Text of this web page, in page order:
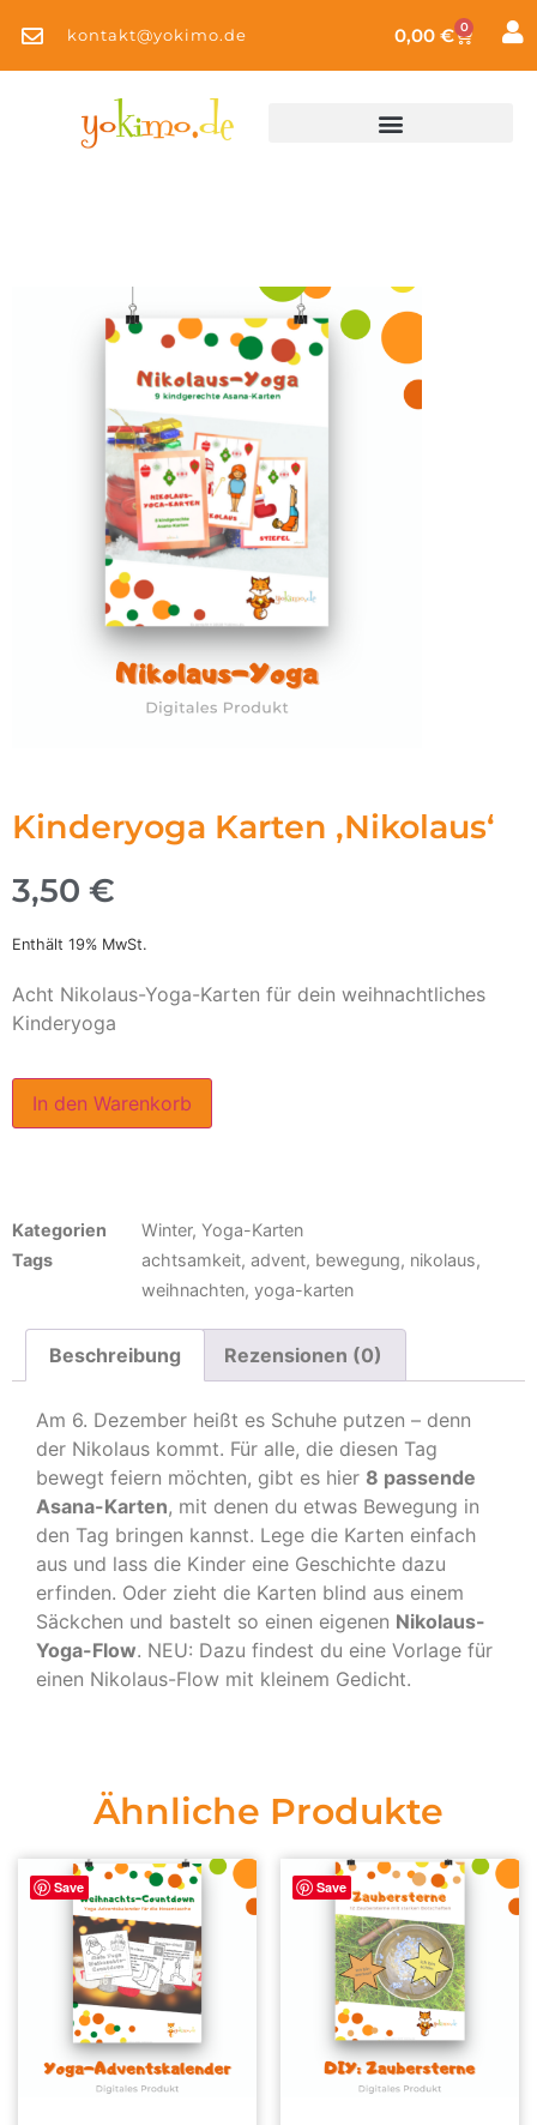
kontakt@yokimo.de 0,00 € 0
Kinderyoga Karten ,Nikolaus‘
3,50 €
Enthält 19% MwSt.
Acht Nikolaus-Yoga-Karten für dein weihnachtliches
Kinderyoga
In den Warenkorb
Kategorien Winter, Yoga-Karten
Tags
achtsamkeit, advent, bewegung, nikolaus,
weihnachten, yoga-karten
Beschreibung Rezensionen (0)
Am 6. Dezember heißt es Schuhe putzen – denn
der Nikolaus kommt. Für alle, die diesen Tag
bewegt feiern möchten, gibt es hier 8 passende
Asana-Karten, mit denen du etwas Bewegung in
den Tag bringen kannst. Lege die Karten einfach
aus und lass die Kinder eine Geschichte dazu
erfinden. Oder zieht die Karten blind aus einem
Säckchen und bastelt so einen eigenen Nikolaus-
Yoga-Flow. NEU: Dazu findest du eine Vorlage für
einen Nikolaus-Flow mit kleinem Gedicht.
Ähnliche Produkte
Save Save